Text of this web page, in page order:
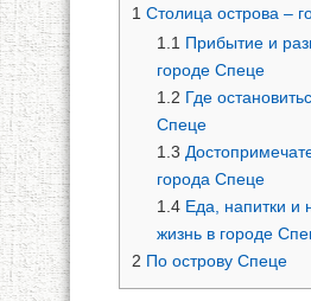
1 Столица острова –
1.1 Прибытие и
городе Спеце
1.2 Где
Спеце
1.3
города Спеце
1.4 Еда, напитки и
жизнь в городе
2 По острову Спеце